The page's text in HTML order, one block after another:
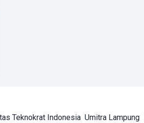
Teknokrat Indonesia Umitra Lampung